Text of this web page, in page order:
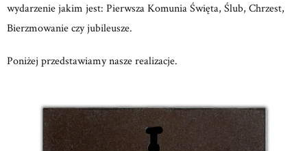
wydarzenie jakim jest: Pierwsza Komunia Święta, Ślub, Chrzest,
Bierzmowanie czy jubileusze.
Poniżej przedstawiamy nasze realizacje.